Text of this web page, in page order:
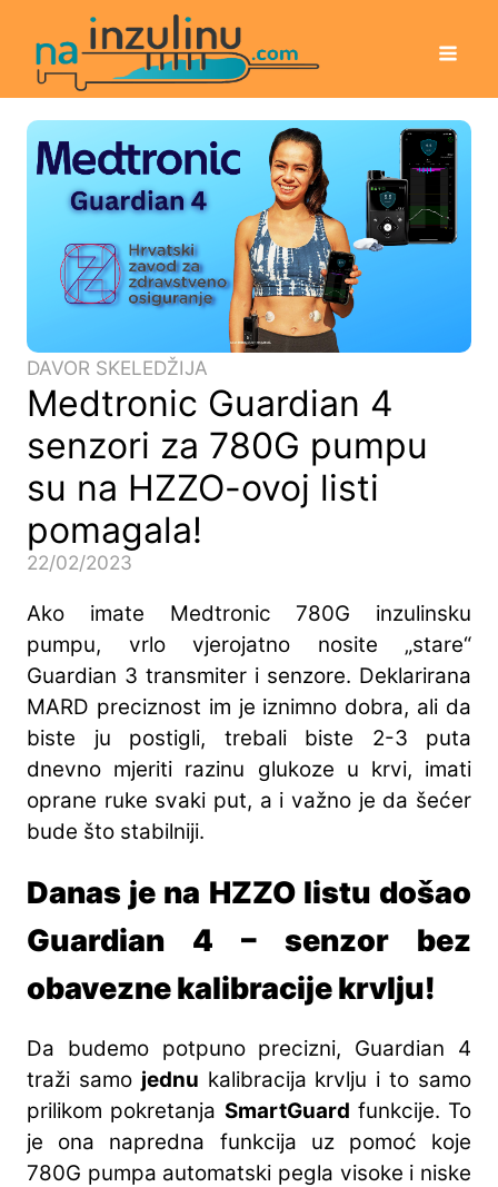
DAVOR SKELEDŽIJA
Medtronic Guardian 4
senzori za 780G pumpu
su na HZZO-ovoj listi
pomagala!
22/02/2023
Ako imate Medtronic 780G inzulinsku
pumpu, vrlo vjerojatno nosite „stare“
Guardian 3 transmiter i senzore. Deklarirana
MARD preciznost im je iznimno dobra, ali da
biste ju postigli, trebali biste 2-3 puta
dnevno mjeriti razinu glukoze u krvi, imati
oprane ruke svaki put, a i važno je da šećer
bude što stabilniji.
Danas je na HZZO listu došao
Guardian 4 – senzor bez
obavezne kalibracije krvlju!
Da budemo potpuno precizni, Guardian 4
traži samo jednu kalibracija krvlju i to samo
prilikom pokretanja SmartGuard funkcije. To
je ona napredna funkcija uz pomoć koje
780G pumpa automatski pegla visoke i niske